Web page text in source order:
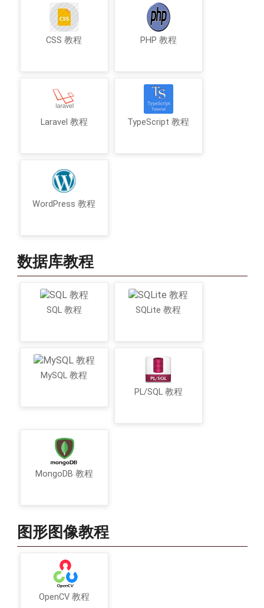
CSS 教程 PHP 教程
Laravel 教程 TypeScript 教程
WordPress 教程
数据库教程
SQL 教程 SQLite 教程
MySQL 教程
PL/SQL 教程
MongoDB 教程
图形图像教程
OpenCV 教程